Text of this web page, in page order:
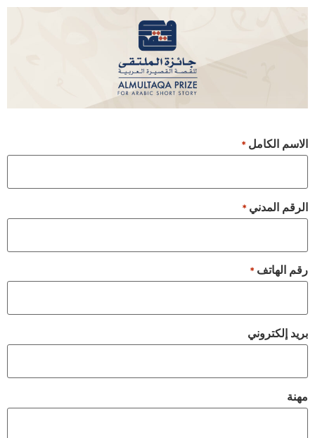
الاسم الكامل *
الرقم المدني *
رقم الهاتف *
بريد إلكتروني
مهنة